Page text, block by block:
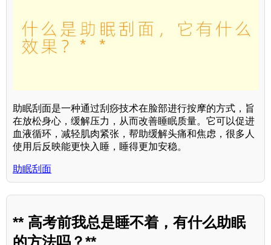
助眠刮面是一种通过刮痧技术在脸部进行按摩的方式，旨
在放松身心，缓解压力，从而改善睡眠质量。它可以促进
血液循环，减轻肌肉紧张，帮助缓解头痛和焦虑，很多人
使用后反映能更快入睡，睡得更加安稳。
助眠刮面
** 高考前我总是睡不着，有什么助眠